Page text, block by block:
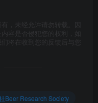
，未经允许请勿转载。因
容是否侵犯您的权利，如
将在收到您的反馈后与您
Beer Research Society